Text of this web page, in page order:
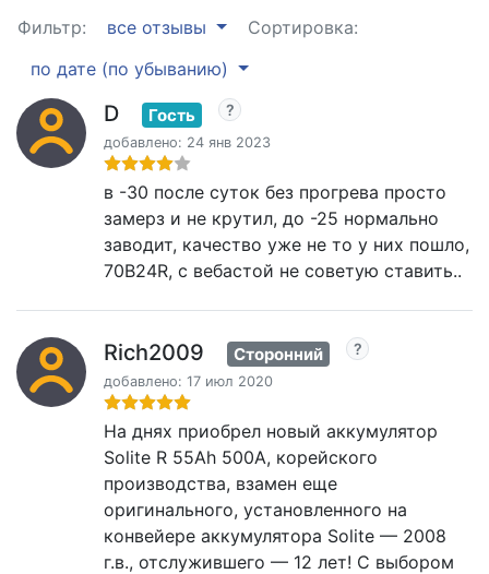
Фильтр: все отзывы
Сортировка:
по дате (по убыванию)
D Гость
добавлено: 24 янв 2023
в -30 после суток без прогрева просто
замерз и не крутил, до -25 нормально
заводит, качество уже не то у них пошло,
70B24R, с вебастой не советую ставить..
Rich2009 Сторонний
добавлено: 17 июл 2020
На днях приобрел новый аккумулятор
Solite R 55Ah 500A, корейского
производства, взамен еще
оригинального, установленного на
конвейере аккумулятора Solite — 2008
г.в., отслужившего — 12 лет! С выбором